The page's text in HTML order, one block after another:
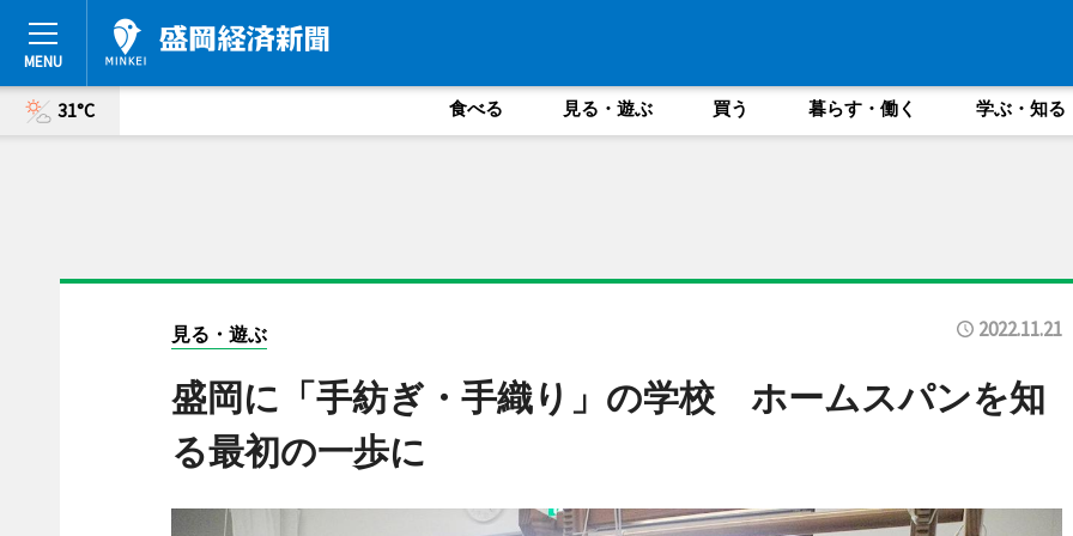
31°C 食べる 見る・遊ぶ 買う 暮らす・働く 学ぶ・知る
見る・遊ぶ 2022.11.21
盛岡に「手紡ぎ・手織り」の学校 ホームスパンを知
る最初の一歩に